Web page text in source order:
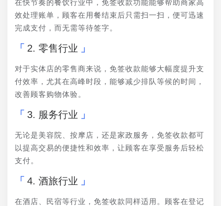
在快节奏的餐饮行业中，免签收款功能能够帮助商家高
效处理账单，顾客在用餐结束后只需扫一扫，便可迅速
完成支付，而无需等待签字。
2. 零售行业
对于实体店的零售商来说，免签收款能够大幅度提升支
付效率，尤其在高峰时段，能够减少排队等候的时间，
改善顾客购物体验。
3. 服务行业
无论是美容院、按摩店，还是家政服务，免签收款都可
以提高交易的便捷性和效率，让顾客在享受服务后轻松
支付。
4. 酒旅行业
在酒店、民宿等行业，免签收款同样适用。顾客在登记